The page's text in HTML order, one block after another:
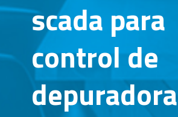
scada para
control de
depuradora